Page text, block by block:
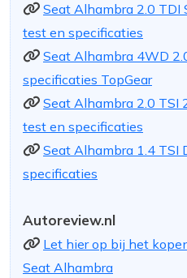
Seat Alhambra 2.0 TDI
test en specificaties
Seat Alhambra 4WD
specificaties TopGear
Seat Alhambra 2.0 TSI
test en specificaties
Seat Alhambra 1.4 TSI
specificaties
Autoreview.nl
Let hier op bij het
Seat Alhambra